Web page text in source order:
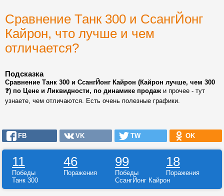
Сравнение Танк 300 и СсангЙонг
Кайрон, что лучше и чем
отличается?
Подсказка
Сравнение Танк 300 и СсангЙонг Кайрон (Кайрон лучше, чем 300
❓) по Цене и Ликвидности, по динамике продажи прочее - тут
узнаете, чем отличаются. Есть очень полезные графики.
FB VK TW OK
11 46 99 18
Победы Поражения Победы
Поражения
Танк 300
СсангЙонг Кайрон